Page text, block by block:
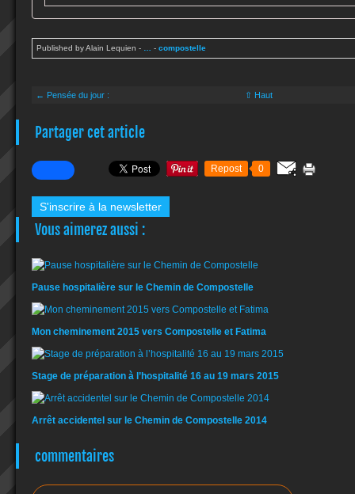
Published by Alain Lequien - - compostelle
← Pensée du jour : ⇧ Haut
Partager cet article
Repost 0
S'inscrire à la newsletter
Vous aimerez aussi :
Pause hospitalière sur le Chemin de Compostelle
Mon cheminement 2015 vers Compostelle et Fatima
Stage de préparation à l’hospitalité 16 au 19 mars 2015
Arrêt accidentel sur le Chemin de Compostelle 2014
commentaires